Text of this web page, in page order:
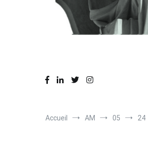
Accueil AM 05 24